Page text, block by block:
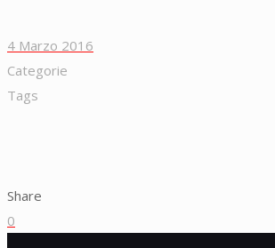
4 Marzo 2016
Categorie
Tags
Share
0